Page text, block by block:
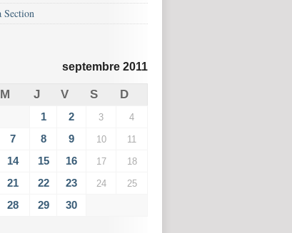
Section
septembre 2011
M J V S D
1 2 3 4
7 8 9 10 11
14 15 16 17 18
21 22 23 24 25
28 29 30